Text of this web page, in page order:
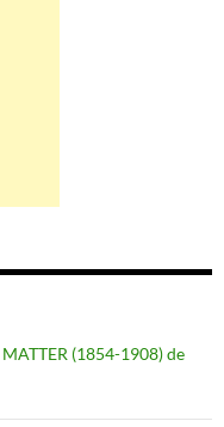
(1854-1908) de